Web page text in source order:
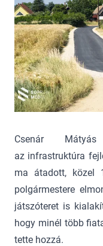
Csenár Mátyás
az infrastruktúra
ma átadott, közel
polgármestere
játszóteret is
hogy minél több
tette hozzá.